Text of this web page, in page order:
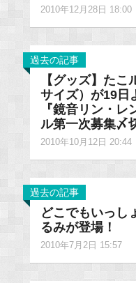
2010年12月28日 18:00
過去の記事
【グッズ】たこ
サイズ）が19日
『鏡音リン・
ル第一次募集〆
2010年10月12日 20:44
過去の記事
どこでもいっし
るみが登場！
2010年7月2日 15:57